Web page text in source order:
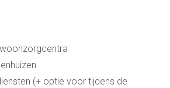
(+ optie voor tijdens de